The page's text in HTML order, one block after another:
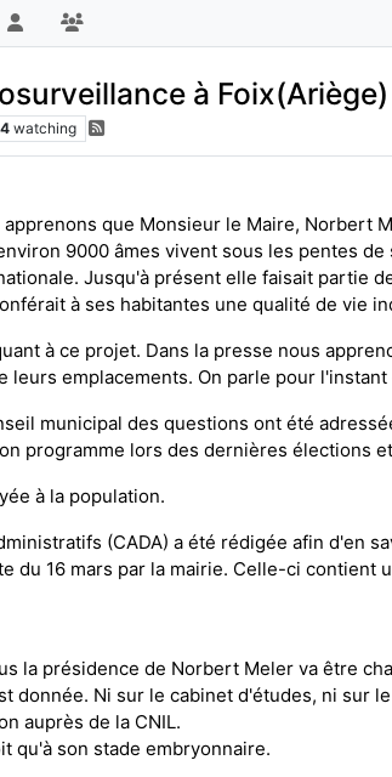
à Foix(Ariège)
4 watching
que Monsieur le Maire, Norbert
9000 âmes vivent sous les pentes
Jusqu'à présent elle faisait partie
à ses habitantes une qualité de vie
à ce projet. Dans la presse nous
leurs emplacements. On parle pour l'instant
municipal des questions ont été
programme lors des dernières élections
à la population.
(CADA) a été rédigée afin d'en
du 16 mars par la mairie. Celle-ci
la présidence de Norbert Meler va être
donnée. Ni sur le cabinet d'études, ni sur
auprès de la CNIL.
qu'à son stade embryonnaire.